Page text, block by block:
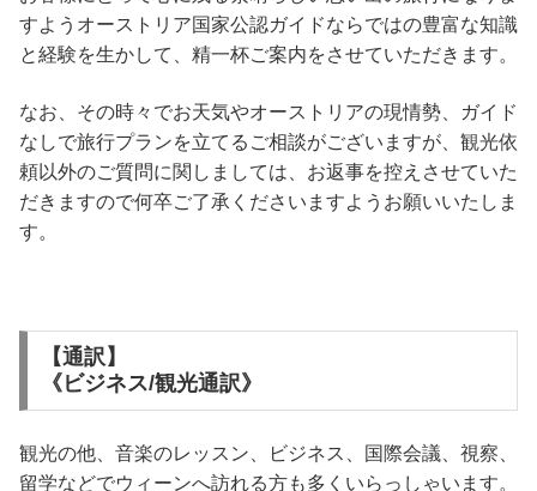
すようオーストリア国家公認ガイドならではの豊富な知識
と経験を生かして、精一杯ご案内をさせていただきます。
なお、その時々でお天気やオーストリアの現情勢、ガイド
なしで旅行プランを立てるご相談がございますが、観光依
頼以外のご質問に関しましては、お返事を控えさせていた
だきますので何卒ご了承くださいますようお願いいたしま
す。
【通訳】
《ビジネス/観光通訳》
観光の他、音楽のレッスン、ビジネス、国際会議、視察、
留学などでウィーンへ訪れる方も多くいらっしゃいます。